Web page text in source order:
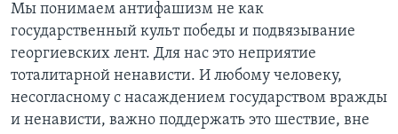
Мы понимаем антифашизм не как
государственный культ победы и подвязывание
георгиевских лент. Для нас это неприятие
тоталитарной ненависти. И любому человеку,
несогласному с насаждением государством вражды
и ненависти, важно поддержать это шествие, вне